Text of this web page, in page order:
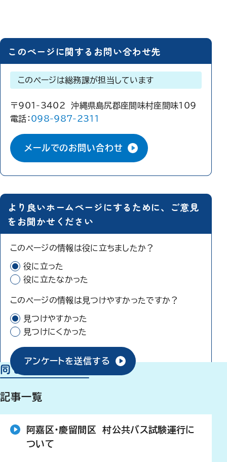
このページに関するお問い合わせ先
このページは総務課が担当しています
〒901-3402 沖縄県島尻郡座間味村座間味109
電話： 098-987-2311
メールでのお問い合わせ
より良いホームページにするために、ご意見
をお聞かせください
このページの情報は役に立ちましたか？
役に立った
役に立たなかった
このページの情報は見つけやすかったですか？
見つけやすかった
見つけにくかった
アンケートを送信する
同じ分類から探す
記事一覧
阿嘉区・慶留間区 村公共バス試験運行に
ついて